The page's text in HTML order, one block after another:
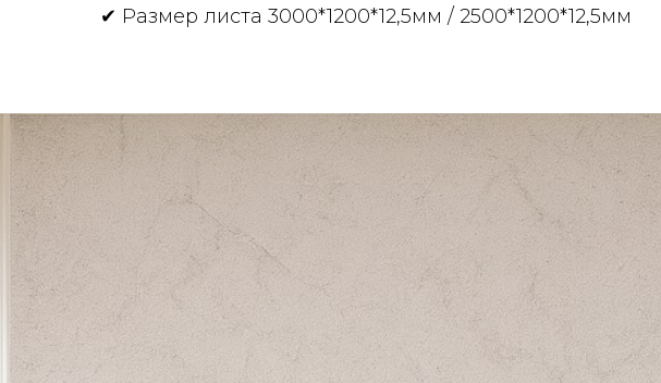
✔ Размер листа 3000*1200*12,5мм / 2500*1200*12,5мм